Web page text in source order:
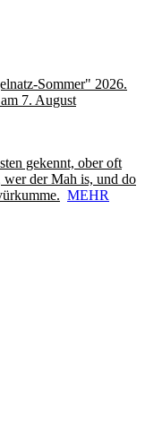
Sommer" 2026.
7. August
gekennt, ober oft
wer der Mah is, und do
MEHR